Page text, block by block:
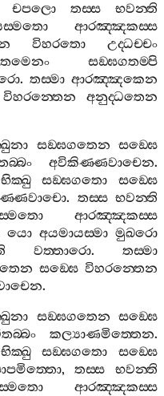
චපලො තස‍්ස
භවන‍්ති
ආරඤ‍්ඤකස‍්ස
විහරතො
උද‍්ධච‍්චං
තමෙනං
සඞ‍්ඝගතම‍්පි
. තස‍්මා ආරඤ‍්ඤකෙන
විහරන‍්තෙන
අනුද‍්ධතෙන
සඞ‍්ඝගතෙන සඞ‍්ඝෙ
අවිකිණ‍්ණවාචෙන.
භික‍්ඛු සඞ‍්ඝගතො
සඞ‍්ඝෙ
. තස‍්ස භවන‍්ති
ආරඤ‍්ඤකස‍්ස
යො අයමායස‍්මා මුඛරො
වත‍්තාරො. තස‍්මා
සඞ‍්ඝෙ විහරන‍්තෙන
.
සඞ‍්ඝගතෙන සඞ‍්ඝෙ
කල්‍යාණමිත‍්තෙන.
භික‍්ඛු සඞ‍්ඝගතො
සඞ‍්ඝෙ
,තස‍්ස
භවන‍්ති
ආරඤ‍්ඤකස‍්ස